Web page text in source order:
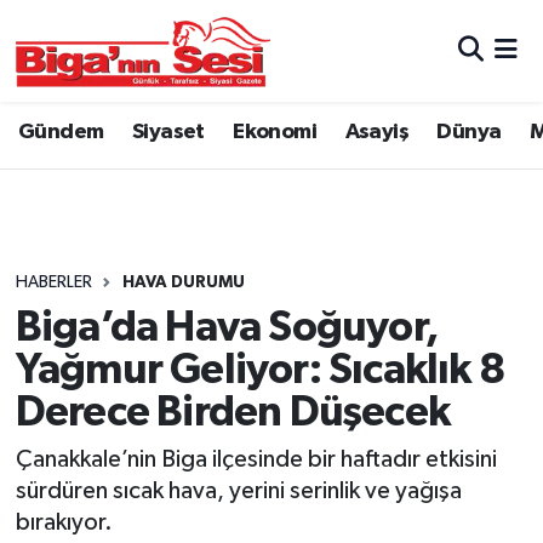
Gündem Siyaset Ekonomi Asayiş Dünya
HABERLER HAVA DURUMU
Biga’da Hava Soğuyor,
Yağmur Geliyor: Sıcaklık 8
Derece Birden Düşecek
Çanakkale’nin Biga ilçesinde bir haftadır etkisini
sürdüren sıcak hava, yerini serinlik ve yağışa
bırakıyor.
Asayiş
Belediye
Dünya
Eğitim
Ekonomi
Genel
Çanakkale Hava Durumu
Tüm Manşetler
Son Dakika Haberleri
Haber Arşivi